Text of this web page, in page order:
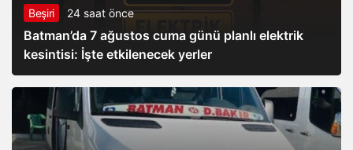
Beşiri 24 saat önce
Batman’da 7 ağustos cuma günü planlı elektrik
kesintisi: İşte etkilenecek yerler